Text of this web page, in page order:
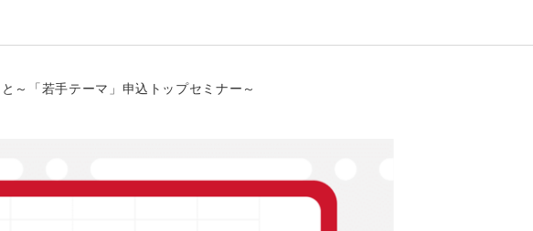
「若手テーマ」申込トップセミナー～